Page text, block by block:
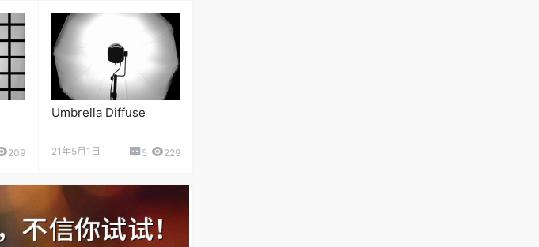
209
Umbrella Diffuse
21年5月1日 5 229